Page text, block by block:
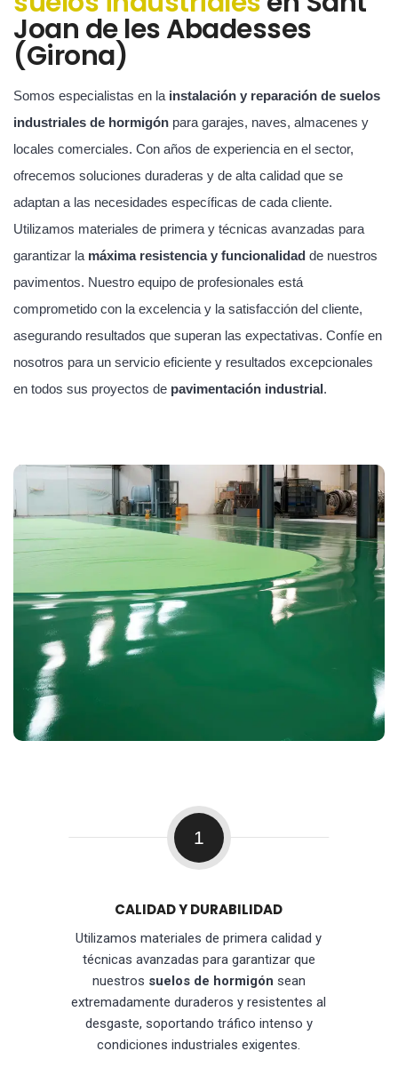
Joan de les Abadesses
(Girona)
Somos especialistas en la instalación y reparación de suelos
industriales de hormigón para garajes, naves, almacenes y
locales comerciales. Con años de experiencia en el sector,
ofrecemos soluciones duraderas y de alta calidad que se
adaptan a las necesidades específicas de cada cliente.
Utilizamos materiales de primera y técnicas avanzadas para
garantizar la máxima resistencia y funcionalidad de nuestros
pavimentos. Nuestro equipo de profesionales está
comprometido con la excelencia y la satisfacción del cliente,
asegurando resultados que superan las expectativas. Confíe en
nosotros para un servicio eficiente y resultados excepcionales
en todos sus proyectos de pavimentación industrial.
1
CALIDAD Y DURABILIDAD
Utilizamos materiales de primera calidad y
técnicas avanzadas para garantizar que
nuestros suelos de hormigón sean
extremadamente duraderos y resistentes al
desgaste, soportando tráfico intenso y
condiciones industriales exigentes.